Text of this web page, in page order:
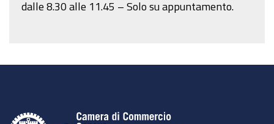
dalle 8.30 alle 11.45 – Solo su appuntamento.